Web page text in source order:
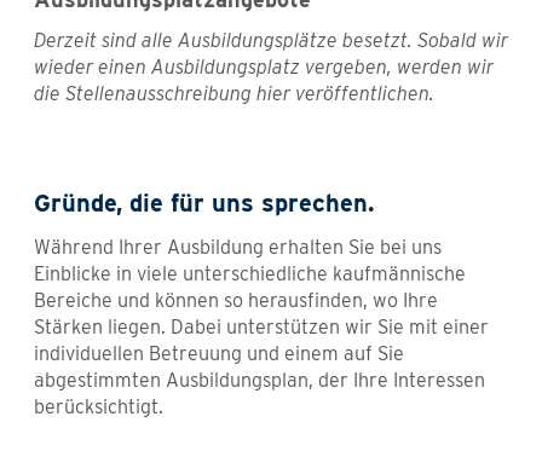
Derzeit sind alle Ausbildungsplätze besetzt. Sobald wir
wieder einen Ausbildungsplatz vergeben, werden wir
die Stellenausschreibung hier veröffentlichen.
Gründe, die für uns sprechen.
Während Ihrer Ausbildung erhalten Sie bei uns
Einblicke in viele unterschiedliche kaufmännische
Bereiche und können so herausfinden, wo Ihre
Stärken liegen. Dabei unterstützen wir Sie mit einer
individuellen Betreuung und einem auf Sie
abgestimmten Ausbildungsplan, der Ihre Interessen
berücksichtigt.